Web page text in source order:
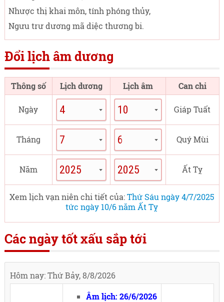
Nhược thị khai môn, tính phóng thủy,
Ngưu trư dương mã diệc thương bi.
Đổi lịch âm dương
Thông số Lịch dương Lịch âm Can chi
Ngày Giáp Tuất
Tháng Quý Mùi
Năm Ất Tỵ
Xem lịch vạn niên chi tiết của:Thứ Sáu ngày 4/7/2025
tức ngày 10/6 năm Ất Tỵ
Các ngày tốt xấu sắp tới
Hôm nay: Thứ Bảy, 8/8/2026
Âm lịch: 26/6/2026